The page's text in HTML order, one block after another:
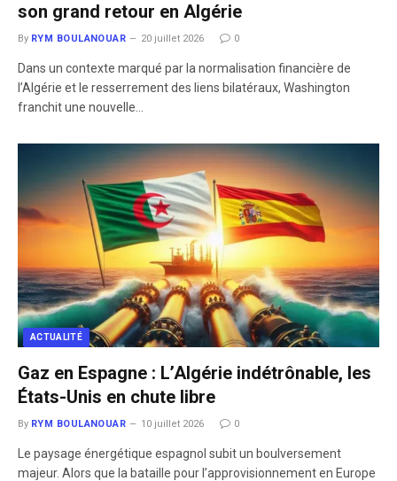
son grand retour en Algérie
By RYM BOULANOUAR 20 juillet 2026 0
​Dans un contexte marqué par la normalisation financière de
l’Algérie et le resserrement des liens bilatéraux, Washington
franchit une nouvelle…
ACTUALITÉ
Gaz en Espagne : L’Algérie indétrônable, les
États-Unis en chute libre
By RYM BOULANOUAR 10 juillet 2026 0
Le paysage énergétique espagnol subit un boulversement
majeur. Alors que la bataille pour l’approvisionnement en Europe